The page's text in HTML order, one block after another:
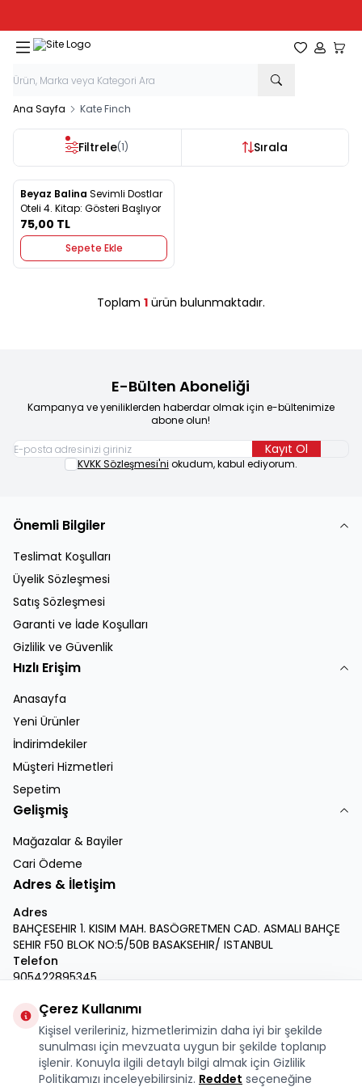
Favorilerim
Hesabım
Ana Sayfa Kate Finch
Filtrele(1) Sırala
Yeni
Favorilere Ekle
Beyaz Balina Sevimli Dostlar
Oteli 4. Kitap: Gösteri Başlıyor
75,00 TL
Sepete Ekle
Toplam 1 ürün bulunmaktadır.
E-Bülten Aboneliği
Kampanya ve yeniliklerden haberdar olmak için e-bültenimize
abone olun!
Kayıt Ol
KVKK Sözleşmesi'ni okudum, kabul ediyorum.
Önemli Bilgiler
Teslimat Koşulları
Üyelik Sözleşmesi
Satış Sözleşmesi
Garanti ve İade Koşulları
Gizlilik ve Güvenlik
Hızlı Erişim
Anasayfa
Yeni Ürünler
İndirimdekiler
Müşteri Hizmetleri
Sepetim
Gelişmiş
Mağazalar & Bayiler
Cari Ödeme
Adres & İletişim
Adres
BAHÇESEHIR 1. KISIM MAH. BASÖGRETMEN CAD. ASMALI BAHÇE
SEHIR F50 BLOK NO:5/50B BASAKSEHIR/ ISTANBUL
Telefon
905422895345
info@krmdukkan.com
Facebook
X İnstagram
YoutubeLinkedin
Çerez Kullanımı
Kişisel verileriniz, hizmetlerimizin daha iyi bir şekilde
sunulması için mevzuata uygun bir şekilde toplanıp
işlenir. Konuyla ilgili detaylı bilgi almak için Gizlilik
Politikamızı inceleyebilirsiniz. Reddet seçeneğine